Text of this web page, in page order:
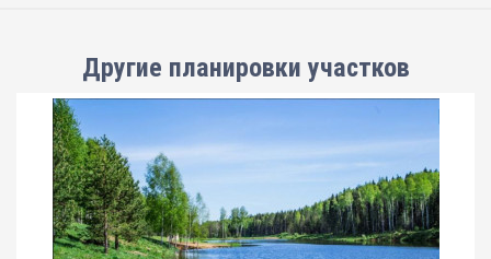
Другие планировки участков